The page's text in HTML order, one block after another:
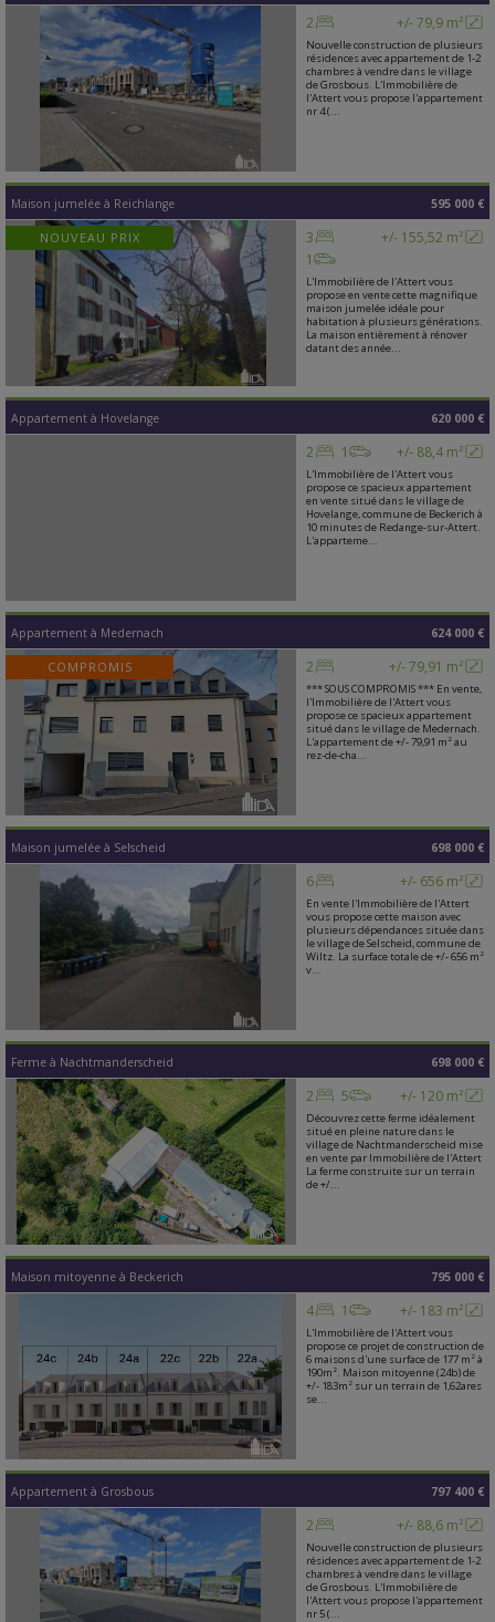
+/- 79,9 m²
2
Nouvelle construction de plusieurs
résidences avec appartement de 1-2
chambres à vendre dans le village
de Grosbous. L'Immobilière de
l'Attert vous propose l'appartement
nr 4 (...
Maison jumelée à Reichlange 595 000 €
NOUVEAU PRIX +/- 155,52 m²
3
1
L'Immobilière de l'Attert vous
propose en vente cette magnifique
maison jumelée idéale pour
habitation à plusieurs générations.
La maison entièrement à rénover
datant des année...
Appartement à Hovelange 620 000 €
+/- 88,4 m²
2 1
L'Immobilière de l'Attert vous
propose ce spacieux appartement
en vente situé dans le village de
Hovelange, commune de Beckerich à
10 minutes de Redange-sur-Attert.
L'apparteme...
Appartement à Medernach 624 000 €
COMPROMIS +/- 79,91 m²
2
*** SOUS COMPROMIS *** En vente,
l'Immobilière de l'Attert vous
propose ce spacieux appartement
situé dans le village de Medernach.
L'appartement de +/- 79,91 m² au
rez-de-cha...
Maison jumelée à Selscheid 698 000 €
+/- 656 m²
6
En vente l'Immobilière de l'Attert
vous propose cette maison avec
plusieurs dépendances située dans
le village de Selscheid, commune de
Wiltz. La surface totale de +/- 656 m²
v...
Ferme à Nachtmanderscheid 698 000 €
+/- 120 m²
2 5
Découvrez cette ferme idéalement
situé en pleine nature dans le
village de Nachtmanderscheid mise
en vente par Immobilière de l'Attert
La ferme construite sur un terrain
de +/...
Maison mitoyenne à Beckerich 795 000 €
+/- 183 m²
4 1
L'Immobilière de l'Attert vous
propose ce projet de construction de
6 maisons d'une surface de 177 m² à
190m². Maison mitoyenne (24b) de
+/- 183m² sur un terrain de 1,62ares
se...
Appartement à Grosbous 797 400 €
+/- 88,6 m²
2
Nouvelle construction de plusieurs
résidences avec appartement de 1-2
chambres à vendre dans le village
de Grosbous. L'Immobilière de
l'Attert vous propose l'appartement
nr 5 (...